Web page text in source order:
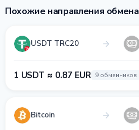
Похожие направления обмена
USDT TRC20
1 USDT ≈ 0.87 EUR 9 обменников
Bitcoin